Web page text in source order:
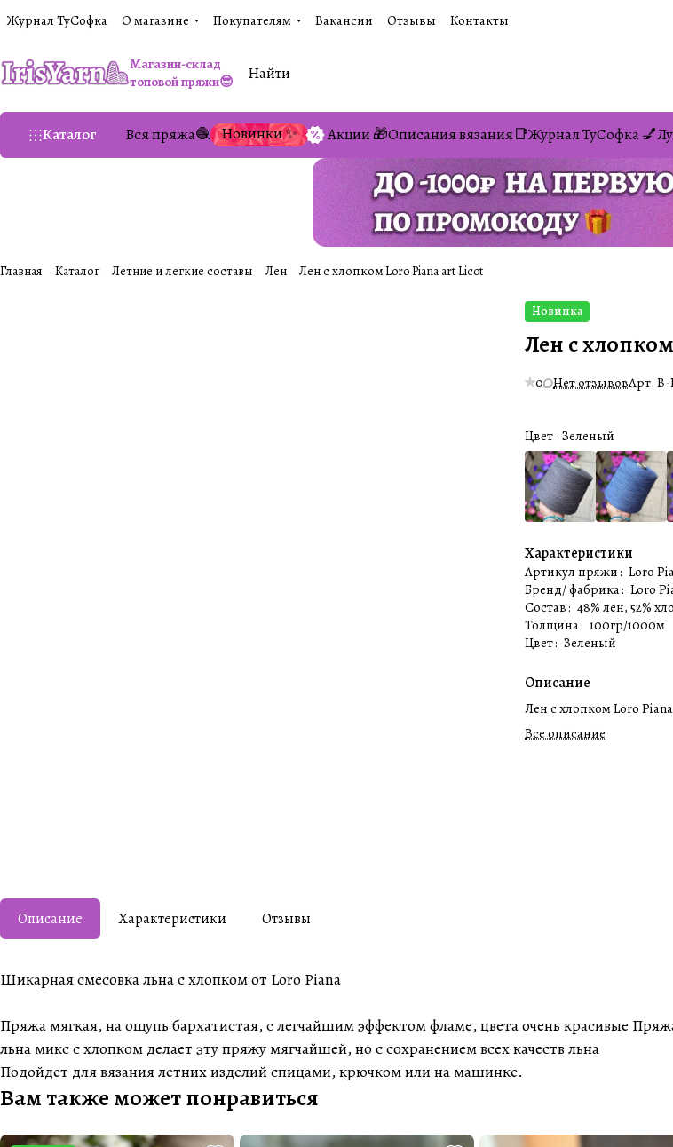
Журнал ТуСофка О магазине Покупателям Вакансии Отзывы Контакты
Магазин-склад
топовой пряжи😎
Каталог Вся пряжа🧶 Новинки ✨ Акции 🎁Описания вязания📑Журнал ТуСофка 💅
Главная Каталог Летние и легкие составы Лен Лен с хлопком Loro Piana art Licot
Новинка
Лен с
0 Нет отзывовАрт.B-
Цвет :Зеленый
Характеристики
Артикул пряжи: Loro
Бренд/ фабрика: Loro
Состав: 48% лен, 52%
Толщина: 100гр/1000м
Цвет: Зеленый
Описание
Лен с хлопком Loro
Все описание
Описание Характеристики Отзывы
Шикарная смесовка льна с хлопком от Loro Piana
Пряжа мягкая, на ощупь бархатистая, с легчайшим эффектом фламе, цвета очень красивые
льна микс с хлопком делает эту пряжу мягчайшей, но с сохранением всех качеств льна
Подойдет для вязания летних изделий спицами, крючком или на машинке.
Вам также может понравиться